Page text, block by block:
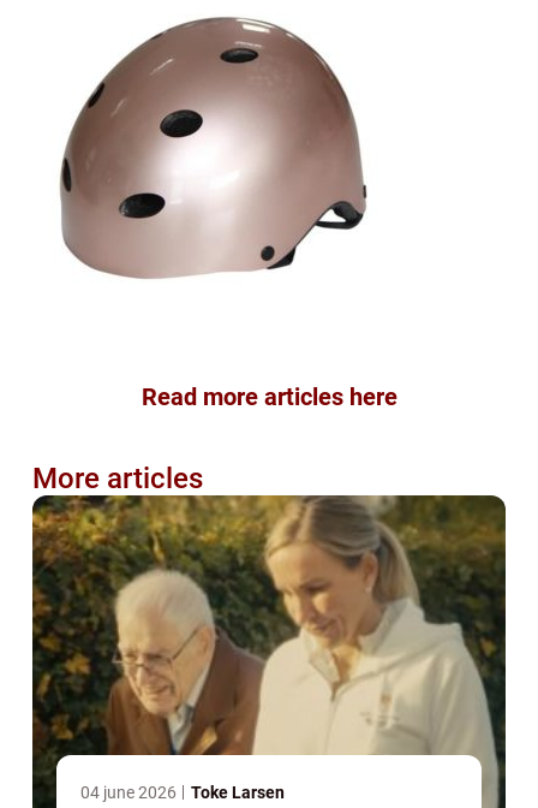
Read more articles here
More articles
04 june 2026 Toke Larsen